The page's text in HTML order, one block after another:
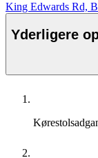
King Edwards Rd,
Yderligere